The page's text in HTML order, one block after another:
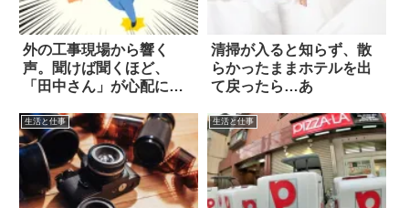
外の工事現場から響く
声。聞けば聞くほど、
「田中さん」が心配にな
清掃が入ると知らず、散
らかったままホテルを出
て戻ったら…あ
生活と仕事 生活と仕事